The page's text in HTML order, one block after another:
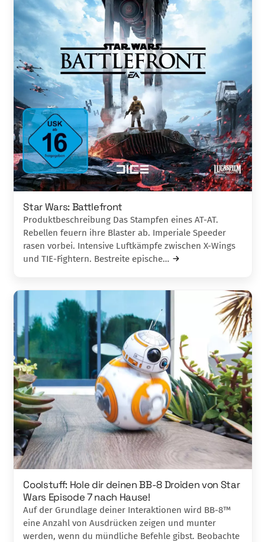
Star Wars: Battlefront
Produktbeschreibung Das Stampfen eines AT-AT.
Rebellen feuern ihre Blaster ab. Imperiale Speeder
rasen vorbei. Intensive Luftkämpfe zwischen X-Wings
und TIE-Fightern. Bestreite epische…
Coolstuff: Hole dir deinen BB-8 Droiden von Star
Wars Episode 7 nach Hause!
Auf der Grundlage deiner Interaktionen wird BB-8™
eine Anzahl von Ausdrücken zeigen und munter
werden, wenn du mündliche Befehle gibst. Beobachte